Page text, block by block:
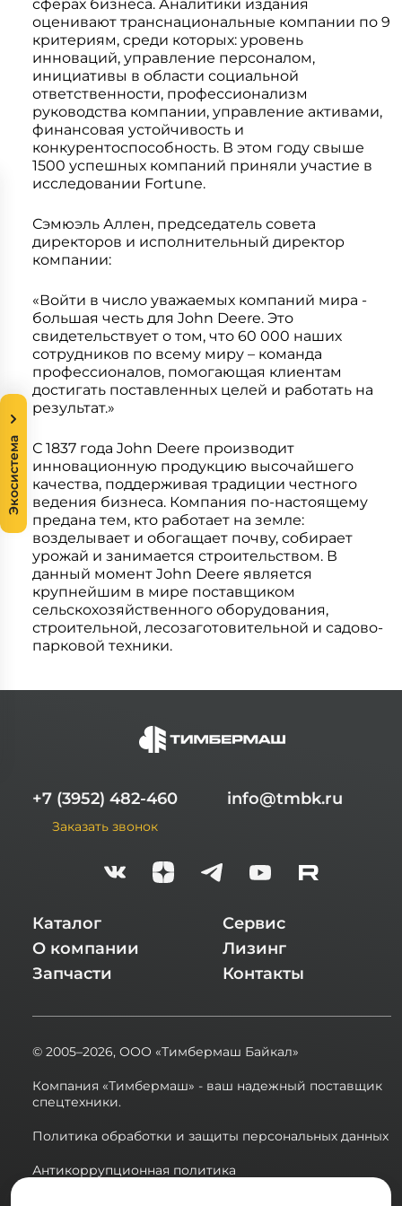
оценивают транснациональные компании по 9
критериям, среди которых: уровень
инноваций, управление персоналом,
инициативы в области социальной
ответственности, профессионализм
руководства компании, управление активами,
финансовая устойчивость и
конкурентоспособность. В этом году свыше
1500 успешных компаний приняли участие в
исследовании Fortune.
Сэмюэль Аллен, председатель совета
директоров и исполнительный директор
компании:
«Войти в число уважаемых компаний мира -
большая честь для John Deere. Это
свидетельствует о том, что 60 000 наших
сотрудников по всему миру – команда
профессионалов, помогающая клиентам
достигать поставленных целей и работать на
результат.»
С 1837 года John Deere производит
инновационную продукцию высочайшего
качества, поддерживая традиции честного
ведения бизнеса. Компания по-настоящему
предана тем, кто работает на земле:
возделывает и обогащает почву, собирает
урожай и занимается строительством. В
данный момент John Deere является
крупнейшим в мире поставщиком
сельскохозяйственного оборудования,
строительной, лесозаготовительной и садово-
парковой техники.
+7 (3952) 482-460
Заказать звонок
info@tmbk.ru
Каталог
О компании
Запчасти
Сервис
Лизинг
Контакты
© 2005–2026, ООО «Тимбермаш Байкал»
Компания «Тимбермаш» - ваш надежный поставщик
спецтехники.
Политика обработки и защиты персональных данных
Антикоррупционная политика
Экосистема
Системы 3D нивелирования
Мини-погрузчики
Грейферные захваты
Посевная техника